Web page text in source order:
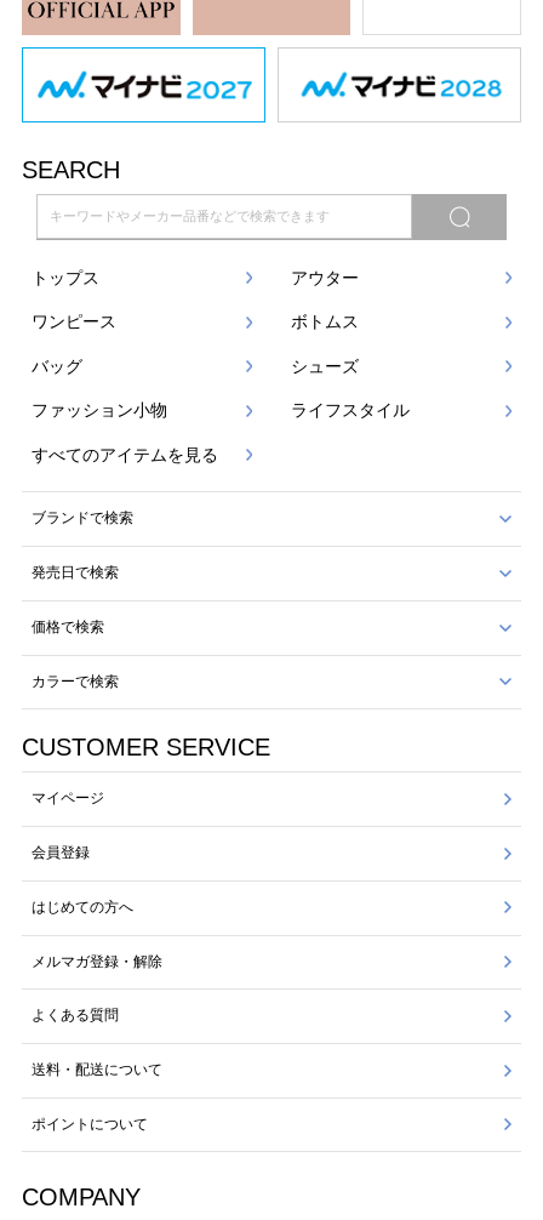
SEARCH
トップス アウター
ワンピース ボトムス
バッグ シューズ
ファッション小物 ライフスタイル
すべてのアイテムを見る
ブランドで検索
発売日で検索
価格で検索
カラーで検索
CUSTOMER SERVICE
マイページ
会員登録
はじめての方へ
メルマガ登録・解除
よくある質問
送料・配送について
ポイントについて
COMPANY